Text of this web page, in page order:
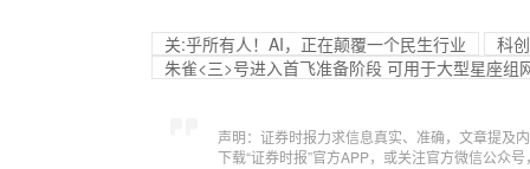
关:乎所有人！AI，正在颠覆一个民生行业
科
朱雀<三>号进入首飞准备阶段 可用于大型星座组
声明：证券时报力求信息真实、准确，文章提及
下载“证券时报”官方APP，或关注官方微信公众